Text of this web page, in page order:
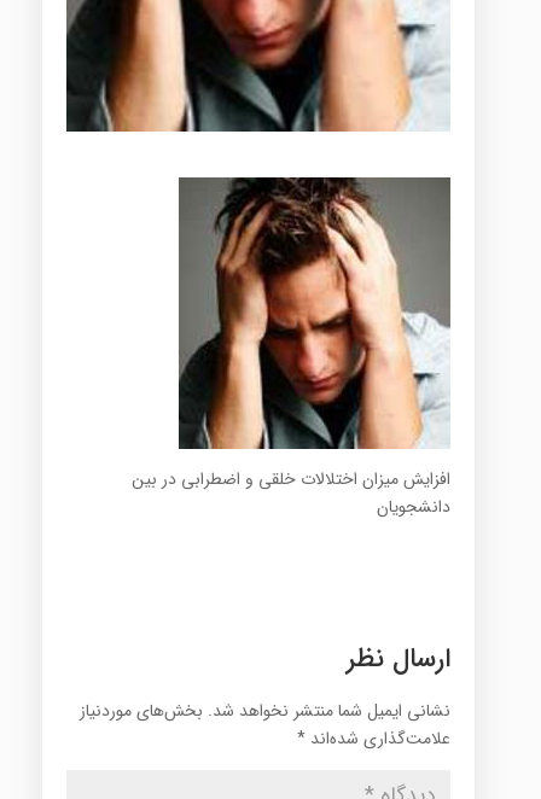
افزایش میزان اختلالات خلقی و اضطرابی در بین
دانشجویان
ارسال نظر
نشانی ایمیل شما منتشر نخواهد شد. بخش‌های موردنیاز
علامت‌گذاری شده‌اند *